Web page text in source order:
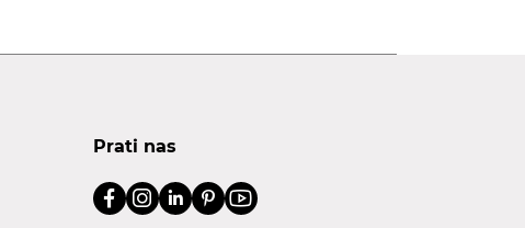
Prati nas